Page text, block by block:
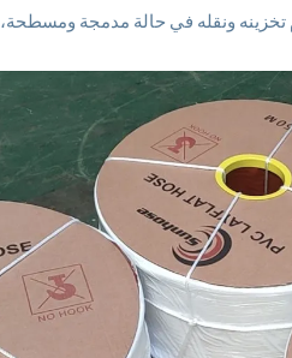
ونقله في حالة مدمجة ومسطحة،